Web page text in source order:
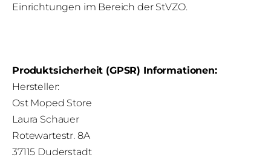
Einrichtungen im Bereich der StVZO.
Produktsicherheit (GPSR) Informationen:
Hersteller:
Ost Moped Store
Laura Schauer
Rotewartestr. 8A
37115 Duderstadt